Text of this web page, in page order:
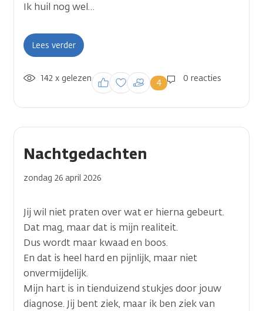
Ik huil nog wel…
Lees verder
0 reacties
4
Inloggen om een
reactie te plaatsen
142 x gelezen
Nachtgedachten
zondag 26 april 2026
Jij wil niet praten over wat er hierna gebeurt.
Dat mag, maar dat is mijn realiteit.
Dus wordt maar kwaad en boos.
En dat is heel hard en pijnlijk, maar niet
onvermijdelijk.
Mijn hart is in tienduizend stukjes door jouw
diagnose. Jij bent ziek, maar ik ben ziek van
Deel je verhaal
Wat wil je vertellen aan anderen op